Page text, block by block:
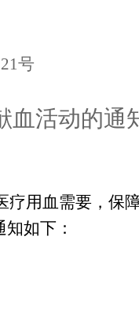
号
血活动的通
用血需要，保
如下：